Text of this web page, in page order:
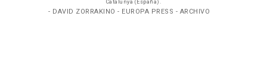
Catalunya (España).
- DAVID ZORRAKINO - EUROPA PRESS - ARCHIVO